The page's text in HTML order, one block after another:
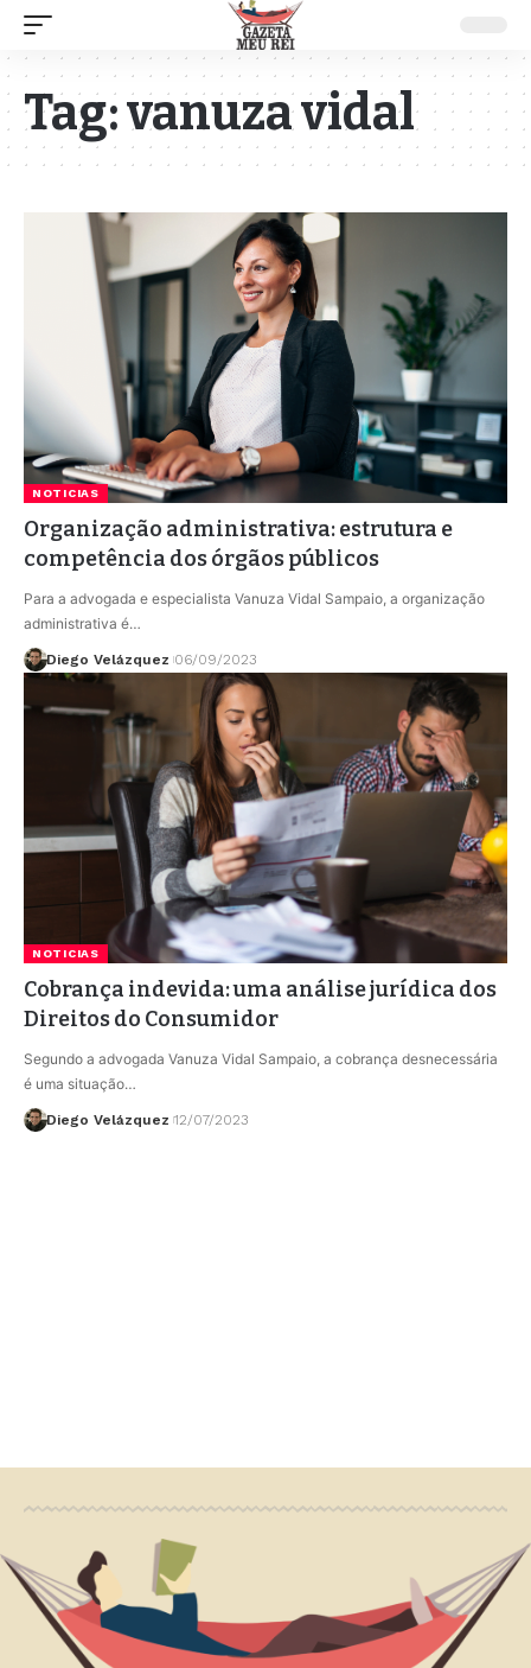
Tag:vanuza vidal
NOTICIAS
Organização administrativa: estrutura e
competência dos órgãos públicos
Para a advogada e especialista Vanuza Vidal Sampaio, a organização
administrativa é…
Diego Velázquez 06/09/2023
NOTICIAS
Cobrança indevida: uma análise jurídica dos
Direitos do Consumidor
Segundo a advogada Vanuza Vidal Sampaio, a cobrança desnecessária
é uma situação…
Diego Velázquez 12/07/2023